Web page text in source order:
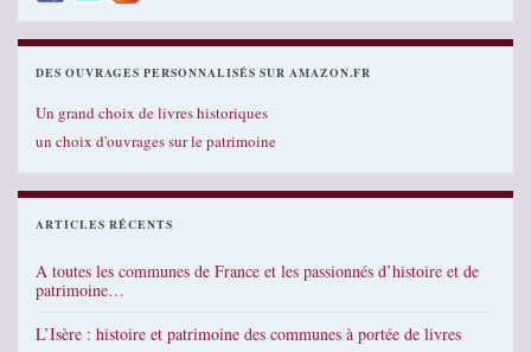
DES OUVRAGES PERSONNALISÉS SUR AMAZON.FR
Un grand choix de livres historiques
un choix d'ouvrages sur le patrimoine
ARTICLES RÉCENTS
A toutes les communes de France et les passionnés d’histoire et de
patrimoine…
L’Isère : histoire et patrimoine des communes à portée de livres